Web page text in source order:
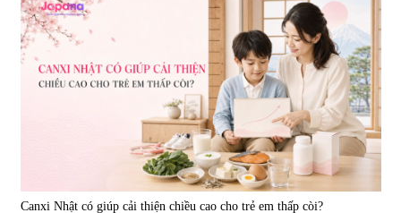
Tẩy tế bào chết Nichiei Bussan
Nano NMN+ Peeling Gel
Luxury 200g
1.490.000 đ
Viên uống hỗ trợ bền thành
mạch, ngừa tai biến Elastin Plus
& Nattokinase Hokoen 80 viên
|0
980.000 đ
Canxi Nhật có giúp cải thiện chiều cao cho trẻ em thấp còi?